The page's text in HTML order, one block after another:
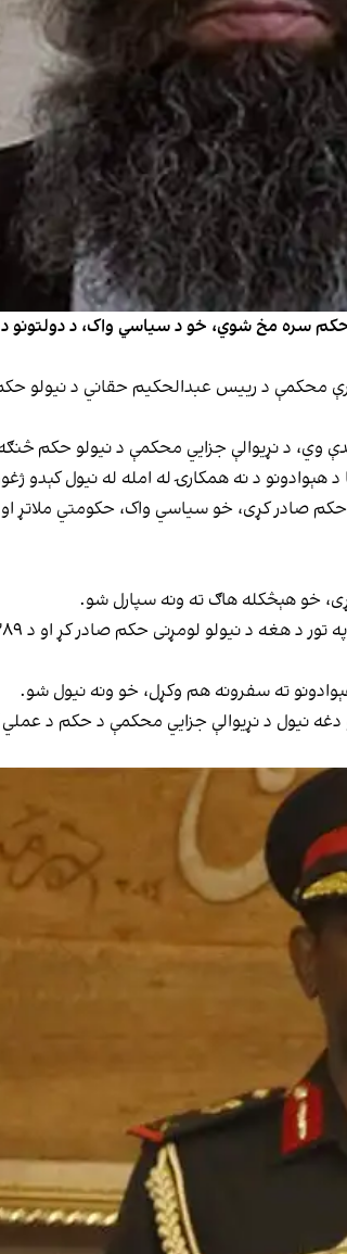
سره مخ شوي، خو د سیاسي واک، د دولتونو د
او د دې ډلې د سترې محکمې د رییس عبدالحکیم حقاني
وي، د نړیوالې جزايي محکمې د نیولو حکم
هېوادونو د نه همکارۍ له امله له نیول کېدو
صادر کړی، خو سیاسي واک، حکومتي ملاتړ
خو هېڅکله هاګ ته ونه سپارل شو.
ته سفرونه هم وکړل، خو ونه نیول شو.
ونیو، خو دغه نیول د نړیوالې جزايي محکمې د حکم د